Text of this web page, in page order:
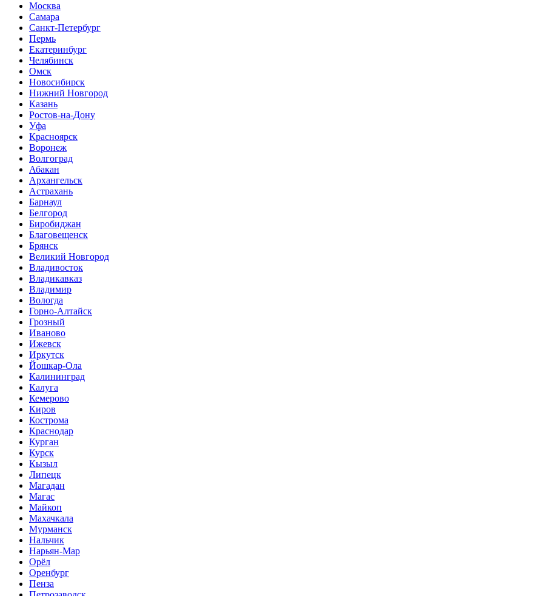
Москва
Самара
Санкт-Петербург
Пермь
Екатеринбург
Челябинск
Омск
Новосибирск
Нижний Новгород
Казань
Ростов-на-Дону
Уфа
Красноярск
Воронеж
Волгоград
Абакан
Архангельск
Астрахань
Барнаул
Белгород
Биробиджан
Благовещенск
Брянск
Великий Новгород
Владивосток
Владикавказ
Владимир
Вологда
Горно-Алтайск
Грозный
Иваново
Ижевск
Иркутск
Йошкар-Ола
Калининград
Калуга
Кемерово
Киров
Кострома
Краснодар
Курган
Курск
Кызыл
Липецк
Магадан
Магас
Майкоп
Махачкала
Мурманск
Нальчик
Нарьян-Мар
Орёл
Оренбург
Пенза